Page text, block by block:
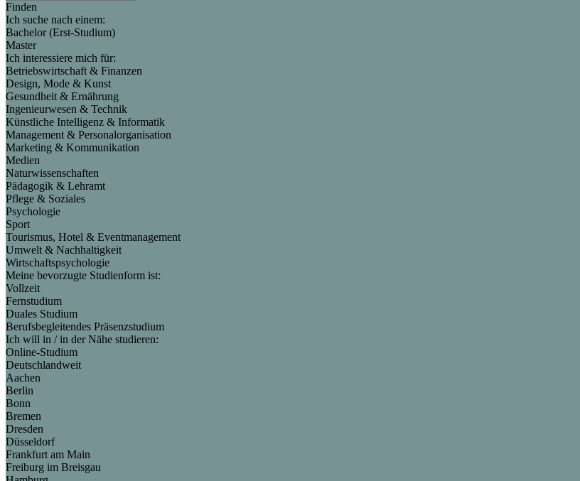
Finden
Ich suche nach einem:
Bachelor (Erst-Studium)
Master
Ich interessiere mich für:
Betriebswirtschaft & Finanzen
Design, Mode & Kunst
Gesundheit & Ernährung
Ingenieurwesen & Technik
Künstliche Intelligenz & Informatik
Management & Personalorganisation
Marketing & Kommunikation
Medien
Naturwissenschaften
Pädagogik & Lehramt
Pflege & Soziales
Psychologie
Sport
Tourismus, Hotel & Eventmanagement
Umwelt & Nachhaltigkeit
Wirtschaftspsychologie
Meine bevorzugte Studienform ist:
Vollzeit
Fernstudium
Duales Studium
Berufsbegleitendes Präsenzstudium
Ich will in / in der Nähe studieren:
Online-Studium
Deutschlandweit
Aachen
Berlin
Bonn
Bremen
Dresden
Düsseldorf
Frankfurt am Main
Freiburg im Breisgau